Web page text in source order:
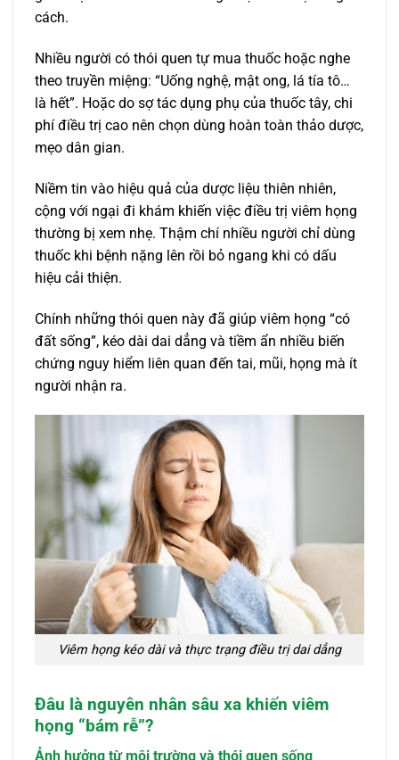
cách.
Nhiều người có thói quen tự mua thuốc hoặc nghe
theo truyền miệng: “Uống nghệ, mật ong, lá tía tô…
là hết”. Hoặc do sợ tác dụng phụ của thuốc tây, chi
phí điều trị cao nên chọn dùng hoàn toàn thảo dược,
mẹo dân gian.
Niềm tin vào hiệu quả của dược liệu thiên nhiên,
cộng với ngại đi khám khiến việc điều trị viêm họng
thường bị xem nhẹ. Thậm chí nhiều người chỉ dùng
thuốc khi bệnh nặng lên rồi bỏ ngang khi có dấu
hiệu cải thiện.
Chính những thói quen này đã giúp viêm họng “có
đất sống”, kéo dài dai dẳng và tiềm ẩn nhiều biến
chứng nguy hiểm liên quan đến tai, mũi, họng mà ít
người nhận ra.
Viêm họng kéo dài và thực trạng điều trị dai dẳng
Đâu là nguyên nhân sâu xa khiến viêm
họng “bám rễ”?
Ảnh hưởng từ môi trường và thói quen sống